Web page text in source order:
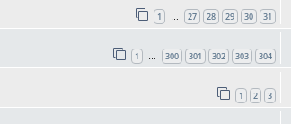
1 … 27 28 29 30 31
1 … 300 301 302 303 304
1 2 3